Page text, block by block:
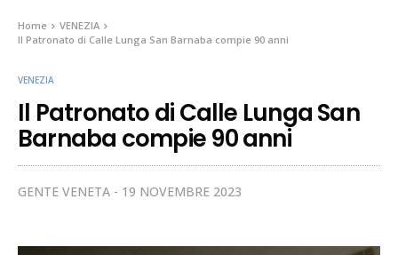
Home
VENEZIA
Il Patronato di Calle Lunga San Barnaba compie 90 anni
VENEZIA
Il Patronato di Calle Lunga San
Barnaba compie 90 anni
GENTE VENETA 19 NOVEMBRE 2023